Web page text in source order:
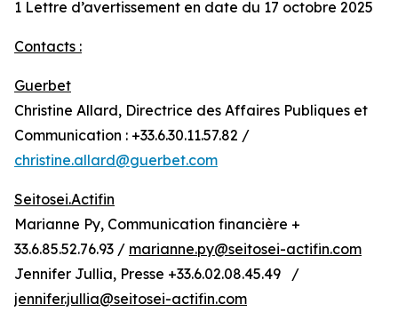
1 Lettre d’avertissement en date du 17 octobre 2025
Contacts :
Guerbet
Christine Allard, Directrice des Affaires Publiques et
Communication : +33.6.30.11.57.82 /
christine.allard@guerbet.com
Seitosei.Actifin
Marianne Py, Communication financière +
33.6.85.52.76.93 / marianne.py@seitosei-actifin.com
Jennifer Jullia, Presse +33.6.02.08.45.49 /
jennifer.jullia@seitosei-actifin.com